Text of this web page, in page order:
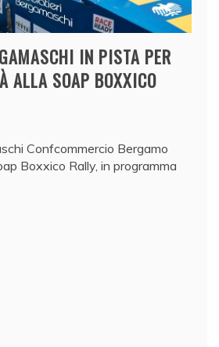
IN PISTA PER
ALLA SOAP BOXXICO
Confcommercio Bergamo
Boxxico Rally, in programma